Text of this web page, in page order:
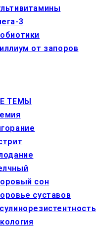
3
от запоров
ТЕМЫ
сон
суставов